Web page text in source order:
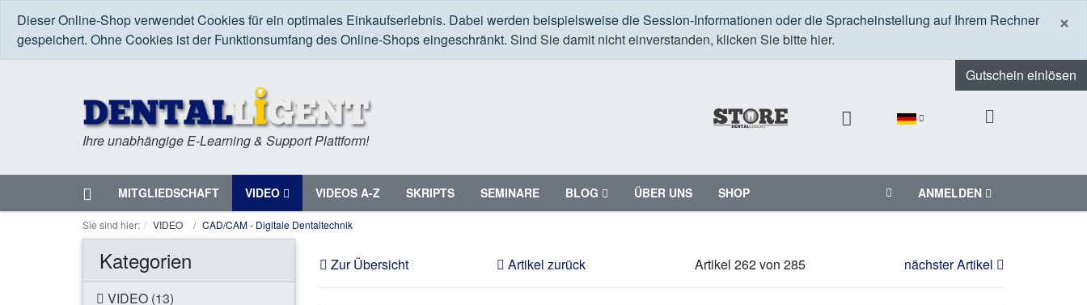
×
Dieser Online-Shop verwendet Cookies für ein optimales Einkaufserlebnis. Dabei werden beispielsweise die Session-Informationen oder die Spracheinstellung auf Ihrem Rechner
gespeichert. Ohne Cookies ist der Funktionsumfang des Online-Shops eingeschränkt. Sind Sie damit nicht einverstanden, klicken Sie bitte hier.
Gutschein einlösen
Ihre unabhängige E-Learning & Support Plattform!
Startseite
Menü MITGLIEDSCHAFT VIDEO VIDEOS A-Z SKRIPTS SEMINARE BLOG ÜBER UNS SHOP ANMELDEN
Sie sind hier: VIDEO CAD/CAM - Digitale Dentaltechnik
Kategorien
VIDEO (13)
Zur Übersicht Artikel zurück Artikel 262 von 285 nächster Artikel